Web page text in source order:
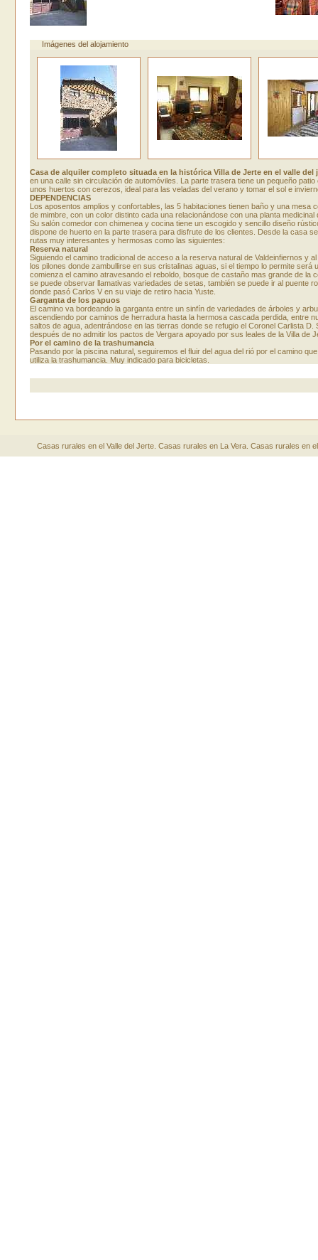
Imágenes del alojamiento
Casa de alquiler completo situada en la histórica Villa de Jerte en el valle del
en una calle sin circulación de automóviles. La parte trasera tiene un pequeño
unos huertos con cerezos, ideal para las veladas del verano y tomar el sol e
DEPENDENCIAS
Los aposentos amplios y confortables, las 5 habitaciones tienen baño y una mesa
de mimbre, con un color distinto cada una relacionándose con una planta medicinal
Su salón comedor con chimenea y cocina tiene un escogido y sencillo diseño
dispone de huerto en la parte trasera para disfrute de los clientes. Desde la casa
rutas muy interesantes y hermosas como las siguientes:
Reserva natural
Siguiendo el camino tradicional de acceso a la reserva natural de Valdeinfiernos y
los pilones donde zambullirse en sus cristalinas aguas, si el tiempo lo permite será
comienza el camino atravesando el reboldo, bosque de castaño mas grande de la
se puede observar llamativas variedades de setas, también se puede ir al puente
donde pasó Carlos V en su viaje de retiro hacia Yuste.
Garganta de los papuos
El camino va bordeando la garganta entre un sinfín de variedades de árboles y
ascendiendo por caminos de herradura hasta la hermosa cascada perdida, entre
saltos de agua, adentrándose en las tierras donde se refugio el Coronel Carlista D.
después de no admitir los pactos de Vergara apoyado por sus leales de la Villa de
Por el camino de la trashumancia
Pasando por la piscina natural, seguiremos el fluir del agua del rió por el camino
utiliza la trashumancia. Muy indicado para bicicletas.
Casas rurales en el Valle del Jerte. Casas rurales en La Vera. Casas rurales en